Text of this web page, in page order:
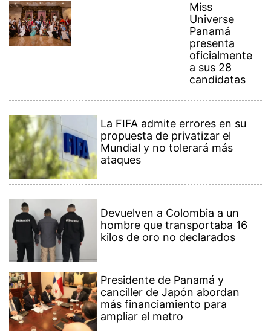
Miss
Universe
Panamá
presenta
oficialmente
a sus 28
candidatas
La FIFA admite errores en su
propuesta de privatizar el
Mundial y no tolerará más
ataques
Devuelven a Colombia a un
hombre que transportaba 16
kilos de oro no declarados
Presidente de Panamá y
canciller de Japón abordan
más financiamiento para
ampliar el metro